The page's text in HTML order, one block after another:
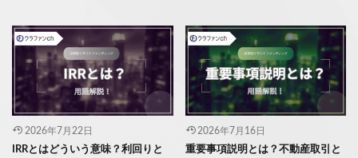
2026年7月22日
IRRとはどういう意味？利回りと
2026年7月16日
重要事項説明とは？不動産取引と